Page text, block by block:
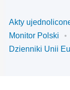
Akty
Monitor Polski
Dzienniki Unii